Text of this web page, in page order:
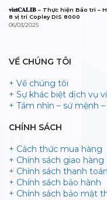
𝐯𝐢𝐞𝐭𝐂𝐀𝐋𝐈𝐁 – Thực hiện Bảo trì
8 vị trí Copley DIS 8000
06/03/2025
VỀ CHÚNG TÔI
+ Về chúng tôi
+ Sự khác biệt dịch vụ
+ Tầm nhìn – sứ mệnh
CHÍNH SÁCH
+ Cách thức mua hàng
+ Chính sách giao hàng
+ Chính sách thanh toán
+ Chính sách bảo hành
+ Chính sách bảo mật